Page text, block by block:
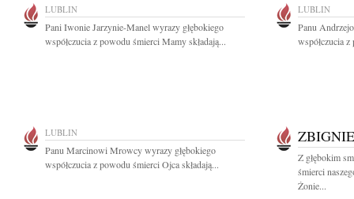
LUBLIN
Pani Iwonie Jarzynie-Manel wyrazy głębokiego
współczucia z powodu śmierci Mamy składają...
LUBLIN
Panu
współczucia
LUBLIN
Panu Marcinowi Mrowcy wyrazy głębokiego
współczucia z powodu śmierci Ojca składają...
Z głębokim
śmierci
Żonie...